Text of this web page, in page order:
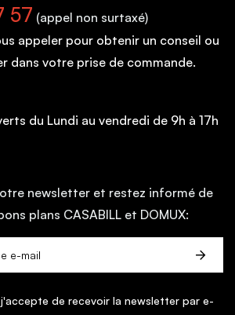
57 (appel non surtaxé)
appeler pour obtenir un conseil ou
dans votre prise de commande.
du Lundi au vendredi de 9h à 17h
newsletter et restez informé de
plans CASABILL et DOMUX:
de recevoir la newsletter par e-